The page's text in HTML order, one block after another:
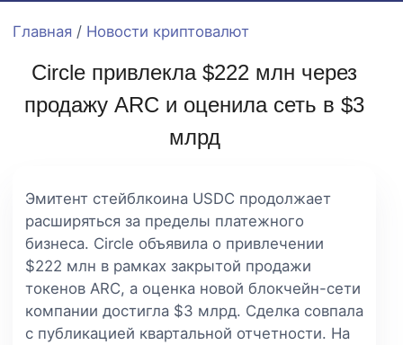
Главная / Новости криптовалют
Circle привлекла $222 млн через
продажу ARC и оценила сеть в $3
млрд
Эмитент стейблкоина USDC продолжает
расширяться за пределы платежного
бизнеса. Circle объявила о привлечении
$222 млн в рамках закрытой продажи
токенов ARC, а оценка новой блокчейн-сети
компании достигла $3 млрд. Сделка совпала
с публикацией квартальной отчетности. На